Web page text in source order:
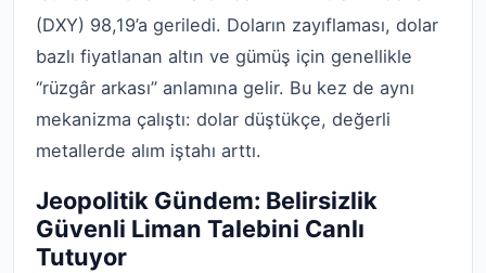
(DXY) 98,19’a geriledi. Doların zayıflaması, dolar
bazlı fiyatlanan altın ve gümüş için genellikle
“rüzgâr arkası” anlamına gelir. Bu kez de aynı
mekanizma çalıştı: dolar düştükçe, değerli
metallerde alım iştahı arttı.
Jeopolitik Gündem: Belirsizlik
Güvenli Liman Talebini Canlı
Tutuyor